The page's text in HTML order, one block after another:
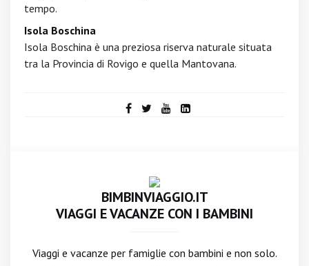
tempo.
Isola Boschina
Isola Boschina è una preziosa riserva naturale situata
tra la Provincia di Rovigo e quella Mantovana.
BIMBINVIAGGIO.IT
VIAGGI E VACANZE CON I BAMBINI
Viaggi e vacanze per famiglie con bambini e non solo.